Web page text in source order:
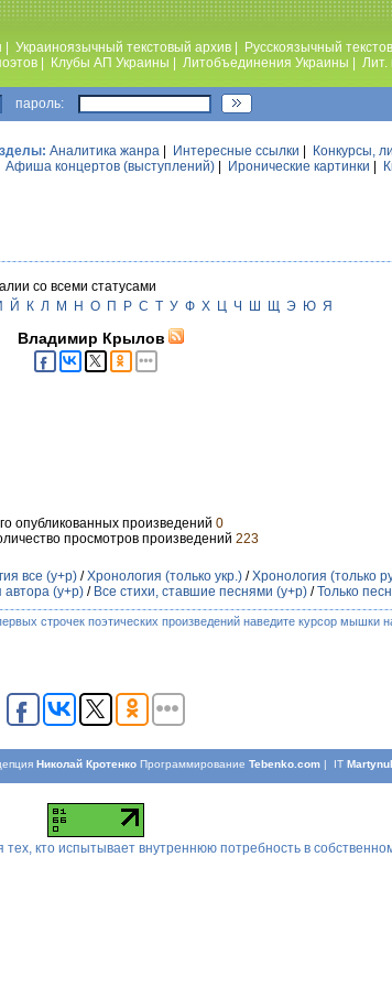
Украиноязычный текстовый архив Русскоязычный
Клубы АП Украины Литобъединения Украины Лит.
пароль:
Аналитика жанра Интересные ссылки Конкурсы,
Афиша концертов (выступлений) Иронические картинки
со всеми статусами
Й К Л М Н О П Р С Т У Ф Х Ц Ч Ш Щ Э Ю Я
Владимир Крылов
опубликованных произведений 0
просмотров произведений 223
все (у+р) /Хронология (только укр.) /Хронология (только
(у+р) / Все стихи, ставшие песнями (у+р) /Только
строчек поэтических произведений наведите курсор мышки
Николай Кротенко ПрограммированиеTebenko.com | IT
кто испытывает внутреннюю потребность в